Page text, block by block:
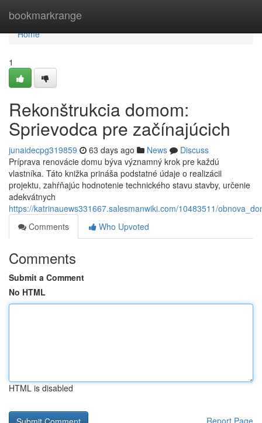
bookmarkrange
Home
Home
1
Rekonštrukcia domom:
Sprievodca pre začínajúcich
junaidecpg319859 63 days ago News
Discuss
Príprava renovácie domu býva významný krok pre každú
vlastníka. Táto knižka prináša podstatné údaje o realizácii
projektu, zahŕňajúc hodnotenie technického stavu stavby, určenie
adekvátnych
https://katrinauews331667.salesmanwiki.com/10483511/
Comments
Who Upvoted
Comments
Submit a Comment
No HTML
HTML is disabled
Report Page